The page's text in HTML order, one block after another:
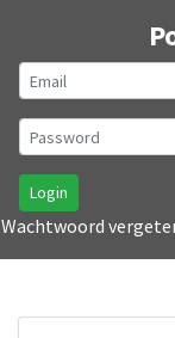
Login
Wachtwoord